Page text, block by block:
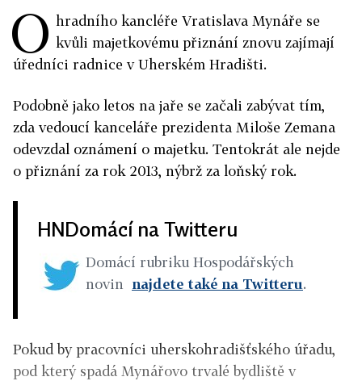
O hradního kancléře Vratislava Mynáře se
kvůli majetkovému přiznání znovu zajímají
úředníci radnice v Uherském Hradišti.
Podobně jako letos na jaře se začali zabývat tím,
zda vedoucí kanceláře prezidenta Miloše Zemana
odevzdal oznámení o majetku. Tentokrát ale nejde
o přiznání za rok 2013, nýbrž za loňský rok.
HNDomácí na Twitteru
Domácí rubriku Hospodářských
novin najdete také na Twitteru.
Pokud by pracovníci uherskohradišťského úřadu,
pod který spadá Mynářovo trvalé bydliště v